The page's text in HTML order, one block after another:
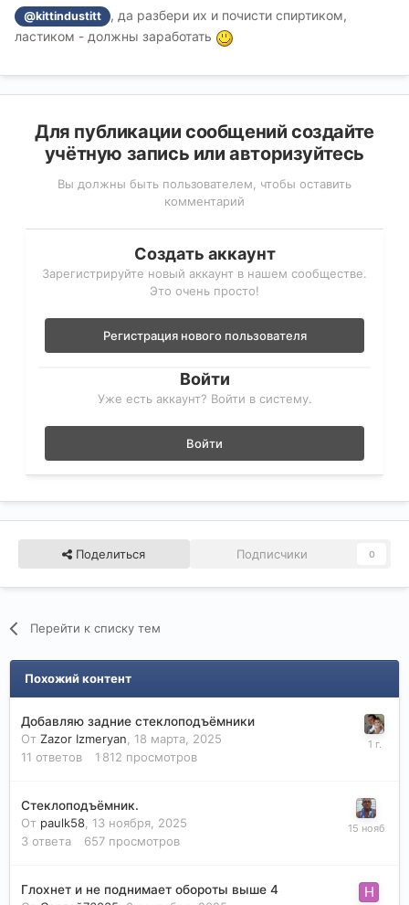
@kittindustitt
, да разбери их и почисти спиртиком,
ластиком - должны заработать
Для публикации сообщений создайте
учётную запись или авторизуйтесь
Вы должны быть пользователем, чтобы оставить
комментарий
Создать аккаунт
Зарегистрируйте новый аккаунт в нашем сообществе.
Это очень просто!
Регистрация нового пользователя
Войти
Уже есть аккаунт? Войти в систему.
Войти
Поделиться Подписчики 0
Перейти к списку тем
Похожий контент
Добавляю задние стеклоподъёмники
От Zazor Izmeryan
18 марта, 2025
11 ответов 1 812 просмотров
Стеклоподъёмник.
От paulk58 13 ноября, 2025
3 ответа 657 просмотров
Глохнет и не поднимает обороты выше 4